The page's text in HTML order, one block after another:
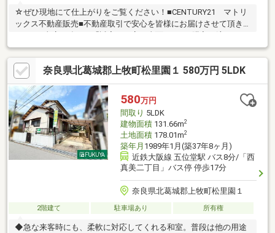
☆ぜひ現地にて仕上がりをご覧ください！■CENTURY21 マトリ
ックス不動産販売■不動産取引で安心を皆様にお届けさせて頂き
リフォーム工事まで全てお任せ下さい。■物件探しの注意点等、
良い事だけでなく懸念点までしっかりとお知らせしております。
■お得な金利のご提案（融資中・返済相談・女性単身・派遣社
員・非正規雇用の方でも相談可能です。）■住宅に関するご相談
からご購入後のアフターフォローまで、一人の担当者が行いま
す。■お気軽にご相談ください！♪♪お問合せお待ちしております
♪♪
奈良県北葛城郡上牧町松里園１ 580万円 5LDK
580万円
間取り 5LDK
建物面積131.66m2
土地面積178.01m2
築年月 1989年1月(築37年8ヶ月)
近鉄大阪線 五位堂駅 バス8分/「西
真美二丁目」バス停 停歩17分
奈良県北葛城郡上牧町松里園１
2階建て 駐車場あり 所有権
◆急な来客時にも、柔軟に対応してくれる和室。普段は他の用途